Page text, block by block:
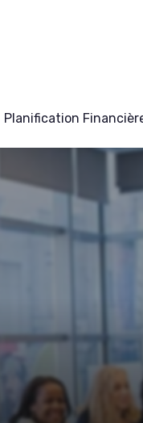
Planification